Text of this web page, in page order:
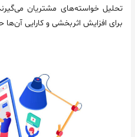
تحلیل خواسته‌های مشتریان
برای افزایش اثربخشی و کارایی